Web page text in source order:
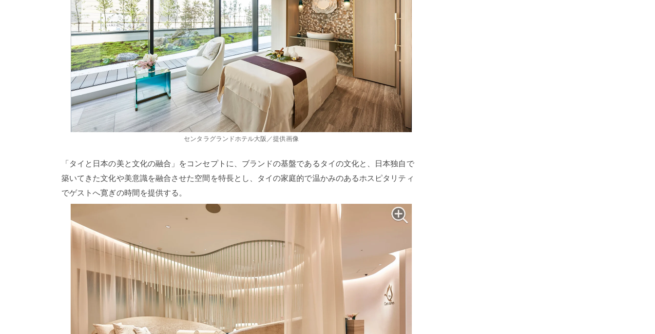
センタラグランドホテル大阪／提供画像
「タイと日本の美と文化の融合」をコンセプトに、ブランドの基盤であるタイの文化と、日本独自で
築いてきた文化や美意識を融合させた空間を特長とし、タイの家庭的で温かみのあるホスピタリティ
でゲストへ寛ぎの時間を提供する。